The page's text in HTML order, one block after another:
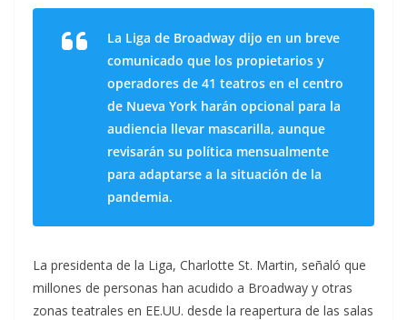
La Liga de Broadway dijo en un breve
comunicado que los propietarios y
operadores de 41 teatros en el centro
de Nueva York harán opcional para la
audiencia llevar mascarilla, aunque
revisarán su política mensualmente
para adaptarse a la situación de la
pandemia.
La presidenta de la Liga, Charlotte St. Martin, señaló que
millones de personas han acudido a Broadway y otras
zonas teatrales en EE.UU. desde la reapertura de las salas